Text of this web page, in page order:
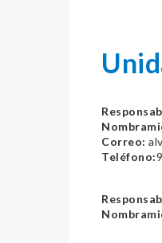
Correo:
Teléfono: